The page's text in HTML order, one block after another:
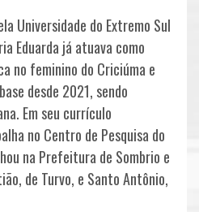
Universidade do Extremo Sul
Eduarda já atuava como
no feminino do Criciúma e
desde 2021, sendo
Em seu currículo
no Centro de Pesquisa do
na Prefeitura de Sombrio e
de Turvo, e Santo Antônio,